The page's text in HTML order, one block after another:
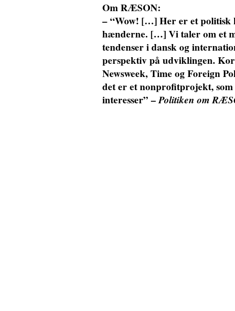
Om RÆSON:
– “Wow! […] Her er et politisk
hænderne. […] Vi taler om et
tendenser i dansk og
perspektiv på udviklingen.
Newsweek, Time og Foreign
det er et nonprofitprojekt,
interesser” –Politiken om